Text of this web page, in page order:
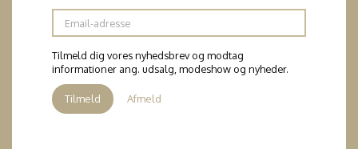
Email-
adresse
Tilmeld dig vores nyhedsbrev og modtag
informationer ang. udsalg, modeshow og nyheder.
Tilmeld Afmeld